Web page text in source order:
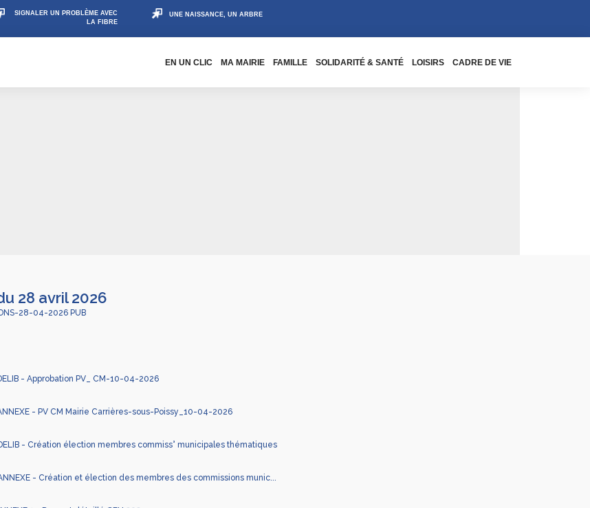
SIGNALER UN PROBLÈME AVEC
LA FIBRE
UNE NAISSANCE, UN ARBRE
EN UN CLIC MA MAIRIE FAMILLE SOLIDARITÉ & SANTÉ LOISIRS CADRE DE VIE
28 avril 2026
28-04-2026 PUB
- Approbation PV_ CM-10-04-2026
- PV CM Mairie Carrières-sous-Poissy_10-04-2026
- Création élection membres commiss° municipales thématiques
- Création et élection des membres des commissions munic...